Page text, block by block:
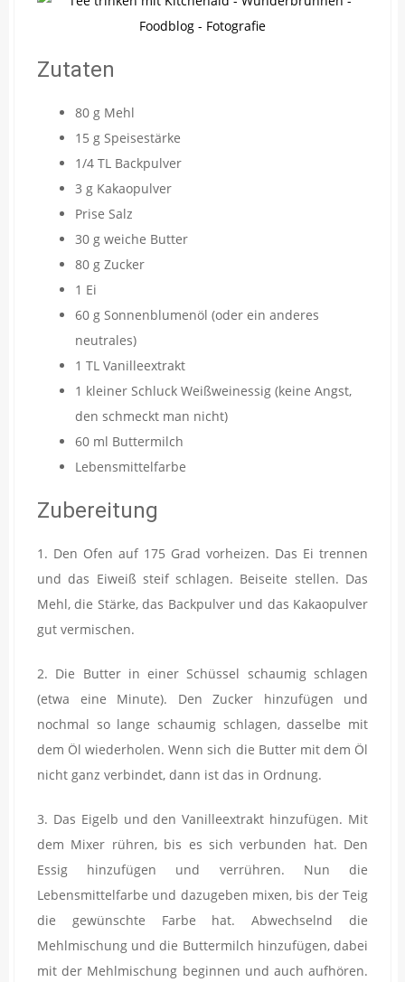
Zutaten
80 g Mehl
15 g Speisestärke
1/4 TL Backpulver
3 g Kakaopulver
Prise Salz
30 g weiche Butter
80 g Zucker
1 Ei
60 g Sonnenblumenöl (oder ein anderes
neutrales)
1 TL Vanilleextrakt
1 kleiner Schluck Weißweinessig (keine Angst,
den schmeckt man nicht)
60 ml Buttermilch
Lebensmittelfarbe
Zubereitung
1. Den Ofen auf 175 Grad vorheizen. Das Ei trennen
und das Eiweiß steif schlagen. Beiseite stellen. Das
Mehl, die Stärke, das Backpulver und das Kakaopulver
gut vermischen.
2. Die Butter in einer Schüssel schaumig schlagen
(etwa eine Minute). Den Zucker hinzufügen und
nochmal so lange schaumig schlagen, dasselbe mit
dem Öl wiederholen. Wenn sich die Butter mit dem Öl
nicht ganz verbindet, dann ist das in Ordnung.
3. Das Eigelb und den Vanilleextrakt hinzufügen. Mit
dem Mixer rühren, bis es sich verbunden hat. Den
Essig hinzufügen und verrühren. Nun die
Lebensmittelfarbe und dazugeben mixen, bis der Teig
die gewünschte Farbe hat. Abwechselnd die
Mehlmischung und die Buttermilch hinzufügen, dabei
mit der Mehlmischung beginnen und auch aufhören.